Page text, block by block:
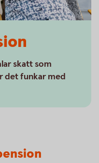
skatt som
det funkar med